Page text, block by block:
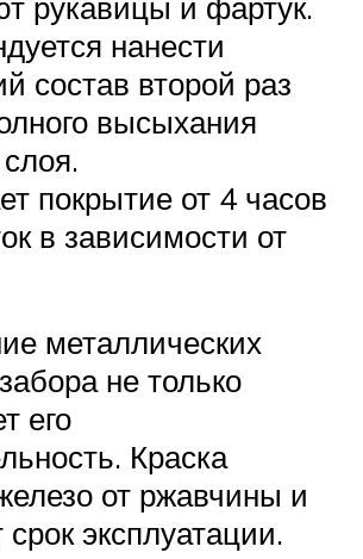
нанести
состав второй раз
высыхания
покрытие от 4 часов
в зависимости от
металлических
не только
его
Краска
от ржавчины и
эксплуатации.